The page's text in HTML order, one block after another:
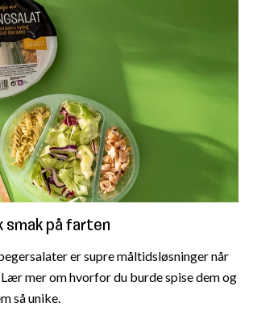
smak på farten
er supre måltidsløsninger når
mer om hvorfor du burde spise dem og
så unike.